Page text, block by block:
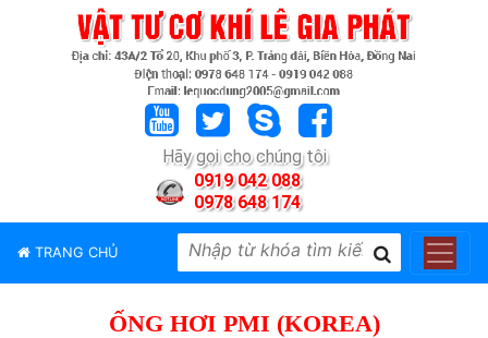
Hãy gọi cho chúng tôi
0919 042 088
0978 648 174
TRANG CHỦ
PHẨM
HIỆU
ỐNG HƠI PMI (KOREA)